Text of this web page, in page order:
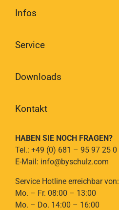
Infos
Service
Downloads
Kontakt
HABEN SIE NOCH FRAGEN?
Tel.: +49 (0) 681 – 95 97 25 0
E-Mail: info@byschulz.com
Service Hotline erreichbar von:
Mo. – Fr. 08:00 – 13:00
Mo. – Do. 14:00 – 16:00